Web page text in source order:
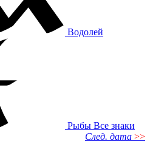
Водолей
Рыбы Все знаки
След. дата >>